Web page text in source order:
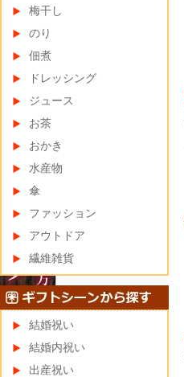
梅干し
のり
佃煮
ドレッシング
ジュース
お茶
おかき
水産物
傘
ファッション
アウトドア
繊維雑貨
結婚祝い
結婚内祝い
出産祝い